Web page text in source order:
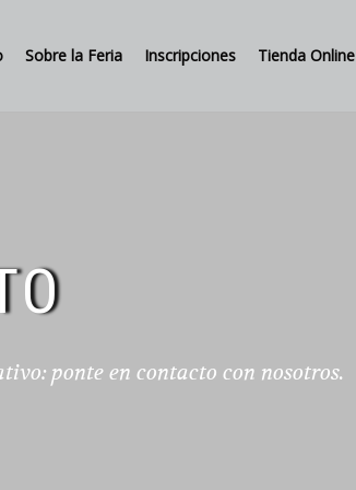
Sobre la Feria Inscripciones Tienda Online
ponte en contacto con nosotros.